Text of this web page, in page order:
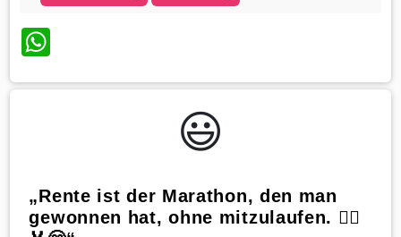
WhatsApp
😃️
„Rente ist der Marathon, den man
gewonnen hat, ohne mitzulaufen. 🏃‍♂️